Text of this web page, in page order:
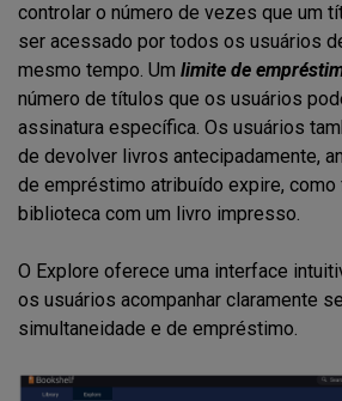
controlar o número de vezes que um
ser acessado por todos os usuários
mesmo tempo. Um limite de
número de títulos que os usuários
assinatura específica. Os usuários
de devolver livros antecipadamente,
de empréstimo atribuído expire, como
biblioteca com um livro impresso.
O Explore oferece uma interface
os usuários acompanhar claramente
simultaneidade e de empréstimo.